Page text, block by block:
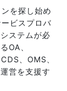
を探し始め
ビスプロバ
ステムが必
OA、
、OMS、
営を支援す